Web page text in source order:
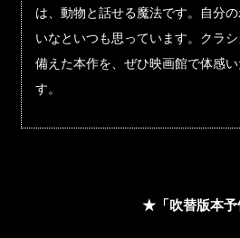
は、動物と話せる魔法です。自分
いなといつも思っています。クラ
備えた本作を、ぜひ映画館で体感
す。
★「吹替版本予